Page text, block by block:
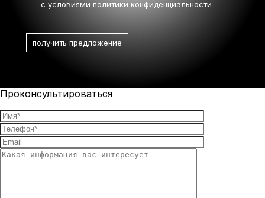
с условиями политики конфиденциальности
Проконсультироваться